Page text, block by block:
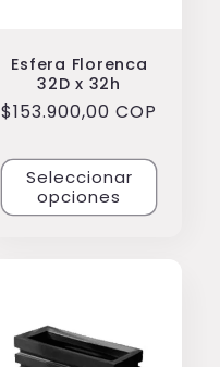
Esfera Florenca
32D x 32h
Precio
$153.900,00 COP
Seleccionar
opciones